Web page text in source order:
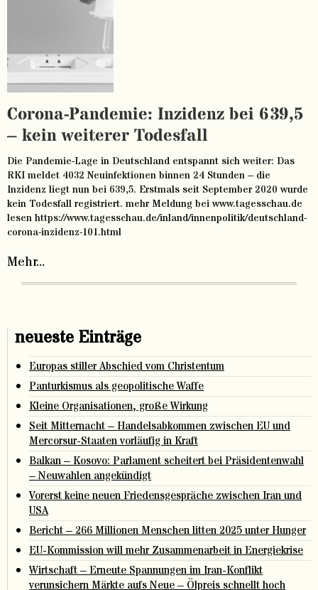
Corona-Pandemie: Inzidenz bei 639,5
– kein weiterer Todesfall
Die Pandemie-Lage in Deutschland entspannt sich weiter: Das
RKI meldet 4032 Neuinfektionen binnen 24 Stunden – die
Inzidenz liegt nun bei 639,5. Erstmals seit September 2020 wurde
kein Todesfall registriert. mehr Meldung bei www.tagesschau.de
lesen https://www.tagesschau.de/inland/innenpolitik/deutschland-
corona-inzidenz-101.html
Mehr...
neueste Einträge
Europas stiller Abschied vom Christentum
Panturkismus als geopolitische Waffe
Kleine Organisationen, große Wirkung
Seit Mitternacht – Handelsabkommen zwischen EU und
Mercorsur-Staaten vorläufig in Kraft
Balkan – Kosovo: Parlament scheitert bei Präsidentenwahl
– Neuwahlen angekündigt
Vorerst keine neuen Friedensgespräche zwischen Iran und
USA
Bericht – 266 Millionen Menschen litten 2025 unter Hunger
EU-Kommission will mehr Zusammenarbeit in Energiekrise
Wirtschaft – Erneute Spannungen im Iran-Konflikt
verunsichern Märkte aufs Neue – Ölpreis schnellt hoch